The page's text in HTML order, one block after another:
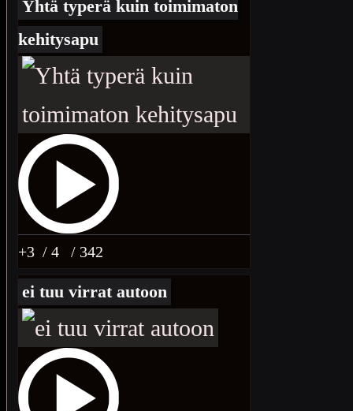
Yhtä typerä kuin toimimaton
kehitysapu
+3 / 4 / 342
ei tuu virrat autoon